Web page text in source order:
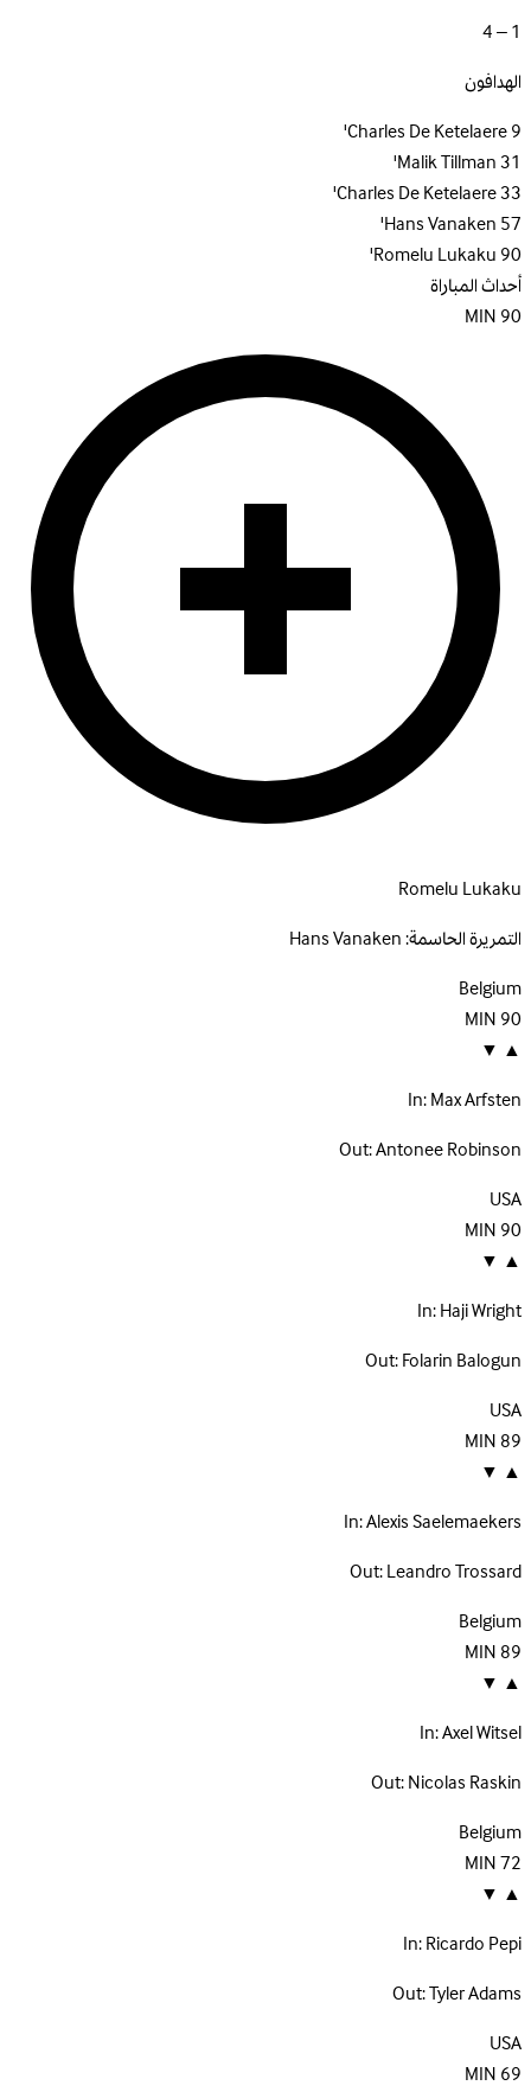
1 – 4
الهدافون
Charles De Ketelaere9'
Malik Tillman31'
Charles De Ketelaere33'
Hans Vanaken57'
Romelu Lukaku90'
أحداث المباراة
90
MIN
Romelu Lukaku
التمريرة الحاسمة:Hans Vanaken
Belgium
90
MIN
▲
▼
In:Max Arfsten
Out:Antonee Robinson
USA
90
MIN
▲
▼
In:Haji Wright
Out:Folarin Balogun
USA
89
MIN
▲
▼
In:Alexis Saelemaekers
Out:Leandro Trossard
Belgium
89
MIN
▲
▼
In:Axel Witsel
Out:Nicolas Raskin
Belgium
72
MIN
▲
▼
In:Ricardo Pepi
Out:Tyler Adams
USA
69
MIN